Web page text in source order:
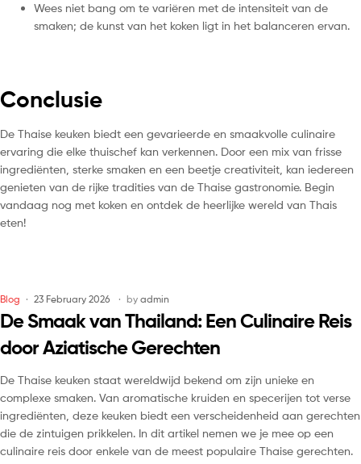
Wees niet bang om te variëren met de intensiteit van de
smaken; de kunst van het koken ligt in het balanceren ervan.
Conclusie
De Thaise keuken biedt een gevarieerde en smaakvolle culinaire
ervaring die elke thuischef kan verkennen. Door een mix van frisse
ingrediënten, sterke smaken en een beetje creativiteit, kan iedereen
genieten van de rijke tradities van de Thaise gastronomie. Begin
vandaag nog met koken en ontdek de heerlijke wereld van Thais
eten!
Blog 23 February 2026 by admin
De Smaak van Thailand: Een Culinaire Reis
door Aziatische Gerechten
De Thaise keuken staat wereldwijd bekend om zijn unieke en
complexe smaken. Van aromatische kruiden en specerijen tot verse
ingrediënten, deze keuken biedt een verscheidenheid aan gerechten
die de zintuigen prikkelen. In dit artikel nemen we je mee op een
culinaire reis door enkele van de meest populaire Thaise gerechten.